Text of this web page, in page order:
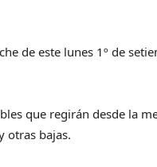
de este lunes 1º de
que regirán desde la
otras bajas.